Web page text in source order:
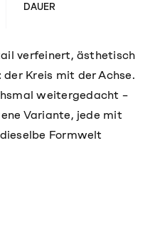
DAUER
verfeinert, ästhetisch
Kreis mit der Achse.
weitergedacht –
Variante, jede mit
Formwelt